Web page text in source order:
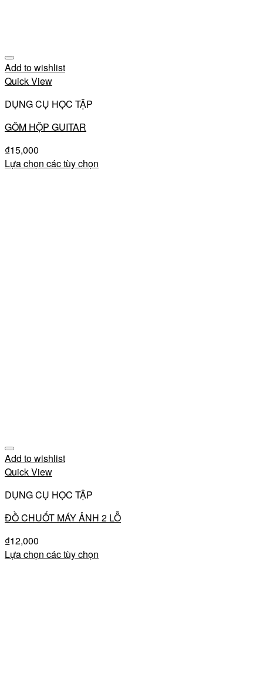
Add to wishlist
Quick View
DỤNG CỤ HỌC TẬP
GÔM HỘP GUITAR
₫15,000
Lựa chọn các tùy chọn
Add to wishlist
Quick View
DỤNG CỤ HỌC TẬP
ĐỒ CHUỐT MÁY ẢNH 2 LỖ
₫12,000
Lựa chọn các tùy chọn